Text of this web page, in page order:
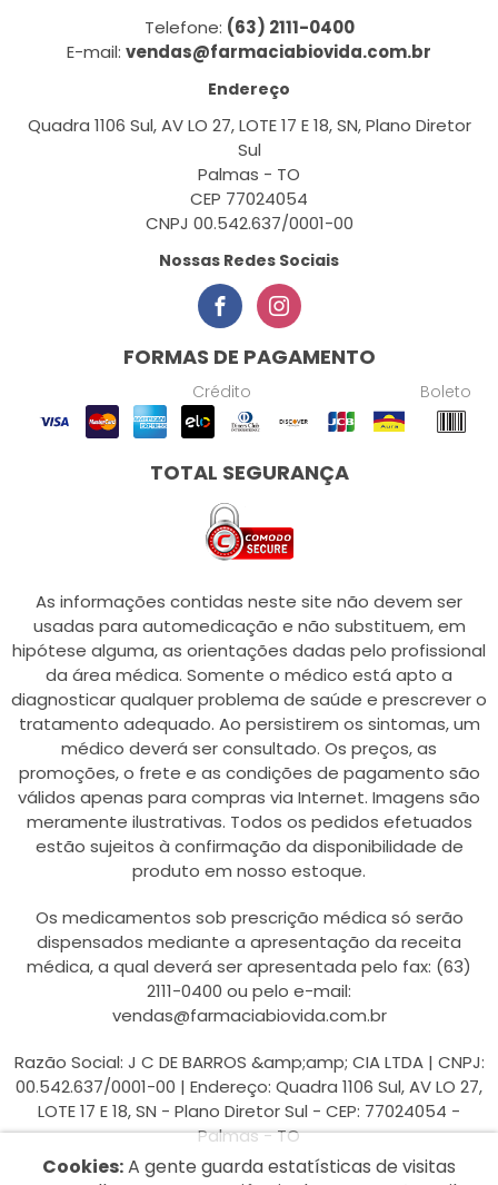
Telefone: (63) 2111-0400
E-mail: vendas@farmaciabiovida.com.br
Endereço
Quadra 1106 Sul, AV LO 27, LOTE 17 E 18, SN, Plano Diretor
Sul
Palmas - TO
CEP 77024054
CNPJ 00.542.637/0001-00
Nossas Redes Sociais
FORMAS DE PAGAMENTO
Crédito Boleto
TOTAL SEGURANÇA
As informações contidas neste site não devem ser
usadas para automedicação e não substituem, em
hipótese alguma, as orientações dadas pelo profissional
da área médica. Somente o médico está apto a
diagnosticar qualquer problema de saúde e prescrever o
tratamento adequado. Ao persistirem os sintomas, um
médico deverá ser consultado. Os preços, as
promoções, o frete e as condições de pagamento são
válidos apenas para compras via Internet. Imagens são
meramente ilustrativas. Todos os pedidos efetuados
estão sujeitos à confirmação da disponibilidade de
produto em nosso estoque.
Os medicamentos sob prescrição médica só serão
dispensados mediante a apresentação da receita
médica, a qual deverá ser apresentada pelo fax: (63)
2111-0400 ou pelo e-mail:
vendas@farmaciabiovida.com.br
Razão Social: J C DE BARROS &amp;amp; CIA LTDA | CNPJ:
00.542.637/0001-00 | Endereço: Quadra 1106 Sul, AV LO 27,
LOTE 17 E 18, SN - Plano Diretor Sul - CEP: 77024054 -
Palmas - TO
Cookies:A gente guarda estatísticas de visitas